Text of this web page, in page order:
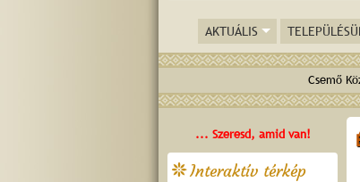
AKTUÁLIS
Csemő
... Szeresd, amid van!
Interaktív térkép